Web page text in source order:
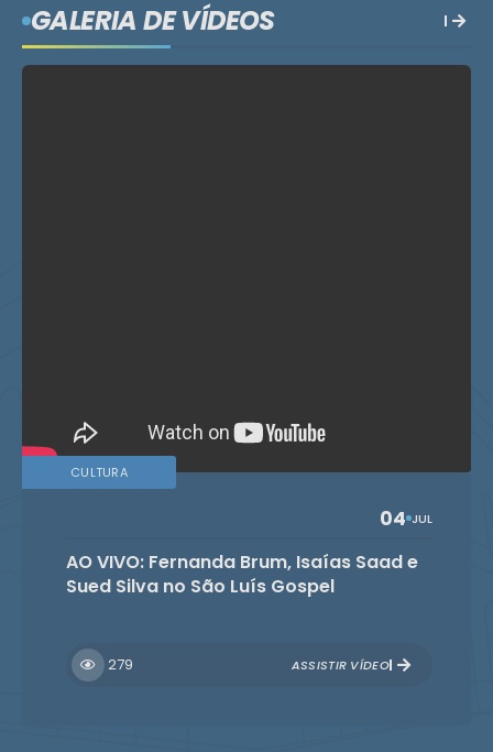
GALERIA DE VÍDEOS
CULTURA
04 JUL
AO VIVO: Fernanda Brum, Isaías Saad e
Sued Silva no São Luís Gospel
279 ASSISTIR VÍDEO